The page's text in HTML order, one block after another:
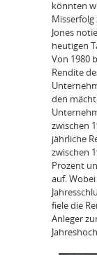
könnten
Jones
heutigen
Von 1980
Rendite
den
zwischen
jährliche
zwischen
Prozent
auf.
fiele die
Anleger